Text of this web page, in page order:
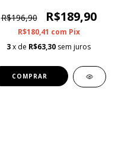
R$196,90
R$189,90
R$180,41 com Pix
3x de R$63,30 sem juros